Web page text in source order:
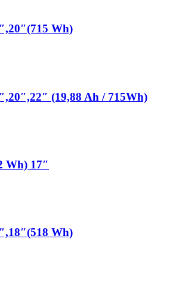
Wh)
(19,88 Ah / 715Wh)
Wh) 17″
Wh)